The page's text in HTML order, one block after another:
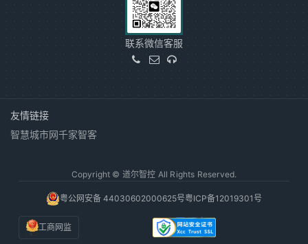
联系微信客服
友情链接
智慧城市网千家智客
Copyright © 道尔智控 All Rights Reserved.
粤公网安备 44030602000625号粤ICP备12019301号
工商网监